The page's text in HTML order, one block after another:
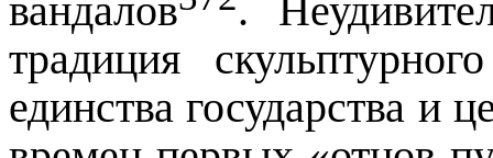
вандалов
.
традиция
единства государства и